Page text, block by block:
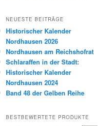
NEUESTE BEITRÄGE
Historischer Kalender
Nordhausen 2026
Nordhausen am Reichshofrat
Schlaraffen in der Stadt:
Historischer Kalender
Nordhausen 2024
Band 48 der Gelben Reihe
BESTBEWERTETE PRODUKTE